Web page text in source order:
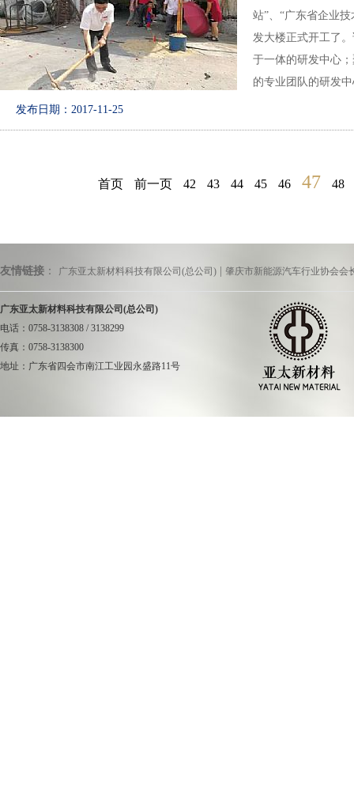
队，参加珠江西岸
引擎盖、电池盒、
该展会参展企业多
银隆纯电动大巴及
零部件展品在展会
展台了解洽谈，共
站”、“广东省企业
发大楼正式开工了
于一体的研发中心
的专业团队的研发
图：公司总经理
发布日期：2017-11-25
首页 前一页 42 43 44 45 46 47 48
友情链接 ： 广东亚太新材料科技有限公司(总公司) 肇庆市新能源汽车行业协会会
广东亚太新材料科技有限公司(总公司)
电话：0758-3138308 / 3138299
传真：0758-3138300
地址：广东省四会市南江工业园永盛路11号